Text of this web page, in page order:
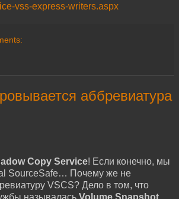
vss-express-writers.aspx
аббревиатура
Copy Service! Если конечно, мы
SourceSafe… Почему же не
VSCS? Дело в том, что